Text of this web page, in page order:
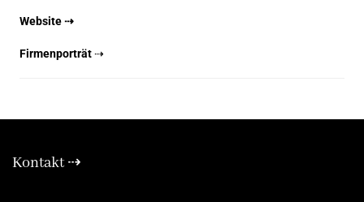
Website ⇢
Firmenporträt⇢
Kontakt ⇢